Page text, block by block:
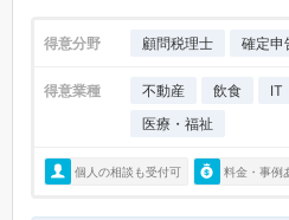
得意分野 顧問税理士 確定申
得意業種 不動産 飲食 IT
医療・福祉
個人の相談も受付可 料金・事例